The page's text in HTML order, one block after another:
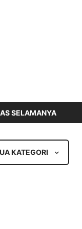
SELAMANYA
KATEGORI